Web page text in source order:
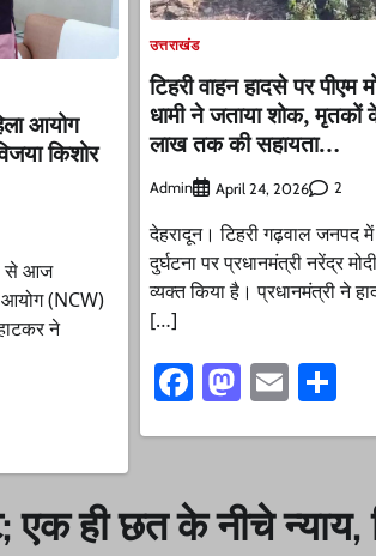
आयोग
किशोर
से आज
आयोग (NCW)
ने
उत्तराखंड
टिहरी वाहन हादसे पर पीएम
धामी ने जताया शोक, मृतकों
लाख तक की सहायता…
Admin April 24, 2026 2
देहरादून। टिहरी गढ़वाल जनपद में
दुर्घटना पर प्रधानमंत्री नरेंद्र
व्यक्त किया है। प्रधानमंत्री ने
[…]
Facebook
Email
ही छत के नीचे न्याय,